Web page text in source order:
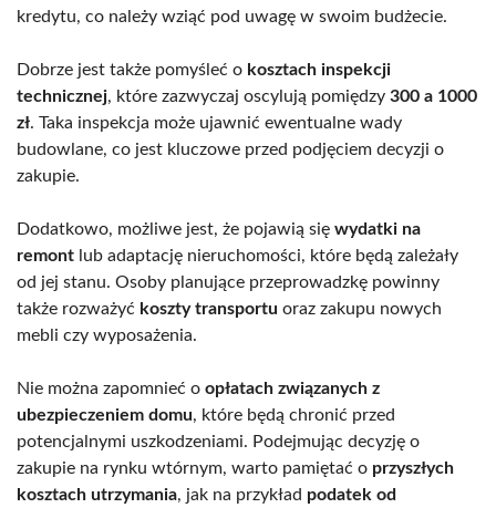
kredytu, co należy wziąć pod uwagę w swoim budżecie.
Dobrze jest także pomyśleć o kosztach inspekcji
technicznej, które zazwyczaj oscylują pomiędzy 300 a 1000
zł. Taka inspekcja może ujawnić ewentualne wady
budowlane, co jest kluczowe przed podjęciem decyzji o
zakupie.
Dodatkowo, możliwe jest, że pojawią się wydatki na
remont lub adaptację nieruchomości, które będą zależały
od jej stanu. Osoby planujące przeprowadzkę powinny
także rozważyć koszty transportu oraz zakupu nowych
mebli czy wyposażenia.
Nie można zapomnieć o opłatach związanych z
ubezpieczeniem domu, które będą chronić przed
potencjalnymi uszkodzeniami. Podejmując decyzję o
zakupie na rynku wtórnym, warto pamiętać o przyszłych
kosztach utrzymania, jak na przykład podatek od